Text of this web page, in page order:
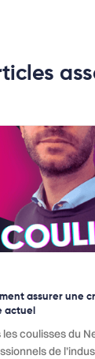
assurer une
actuel
coulisses du
de